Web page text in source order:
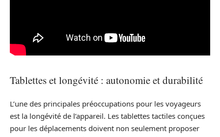
Tablettes et longévité : autonomie et durabilité
L’une des principales préoccupations pour les voyageurs
est la longévité de l’appareil. Les tablettes tactiles conçues
pour les déplacements doivent non seulement proposer